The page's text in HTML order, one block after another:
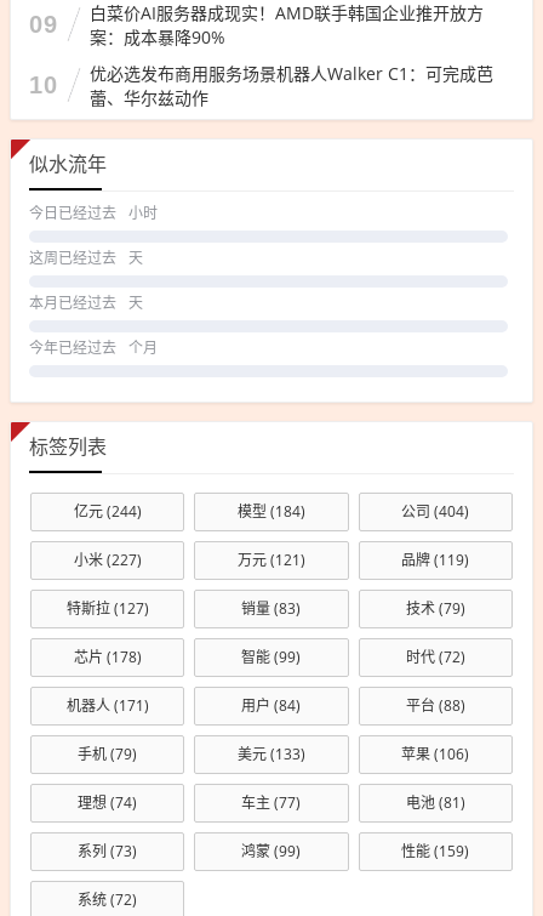
09
白菜价AI服务器成现实！AMD联手韩国企业推开放方
案：成本暴降90%
10
优必选发布商用服务场景机器人Walker C1：可完成芭
蕾、华尔兹动作
似水流年
今日已经过去 小时
这周已经过去 天
本月已经过去 天
今年已经过去 个月
标签列表
亿元(244) 模型 (184) 公司 (404)
小米(227) 万元(121) 品牌(119)
特斯拉(127) 销量(83) 技术(79)
芯片 (178) 智能(99) 时代(72)
机器人(171) 用户 (84) 平台 (88)
手机(79) 美元(133) 苹果(106)
理想(74) 车主 (77) 电池(81)
系列 (73) 鸿蒙(99) 性能(159)
系统(72)